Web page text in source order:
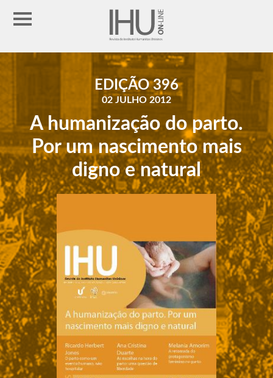
EDIÇÃO 396
02 JULHO 2012
A humanização do parto.
Por um nascimento mais
digno e natural